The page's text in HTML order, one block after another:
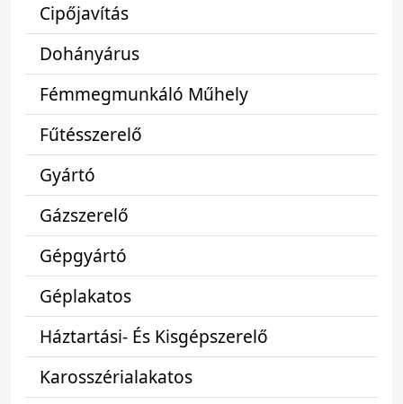
Cipőjavítás
Dohányárus
Fémmegmunkáló Műhely
Fűtésszerelő
Gyártó
Gázszerelő
Gépgyártó
Géplakatos
Háztartási- És Kisgépszerelő
Karosszérialakatos